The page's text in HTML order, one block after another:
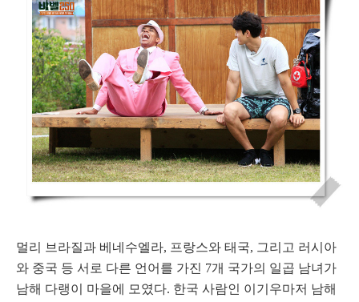
멀리 브라질과 베네수엘라, 프랑스와 태국, 그리고 러시아
와 중국 등 서로 다른 언어를 가진 7개 국가의 일곱 남녀가
남해 다랭이 마을에 모였다. 한국 사람인 이기우마저 남해